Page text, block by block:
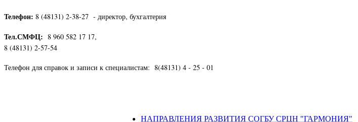
Телефон: 8 (48131) 2-38-27 - директор, бухгалтерия
Тел.СМФЦ: 8 960 582 17 17,
8 (48131) 2-57-54
Телефон для справок и записи к специалистам: 8(48131) 4 - 25 - 01
НАПРАВЛЕНИЯ РАЗВИТИЯ СОГБУ СРЦН "ГАРМОНИЯ"